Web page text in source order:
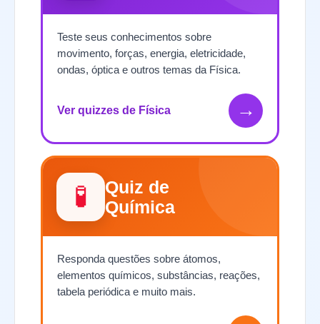
Teste seus conhecimentos sobre
movimento, forças, energia, eletricidade,
ondas, óptica e outros temas da Física.
Ver quizzes de Física →
🧪
Quiz de
Química
Responda questões sobre átomos,
elementos químicos, substâncias, reações,
tabela periódica e muito mais.